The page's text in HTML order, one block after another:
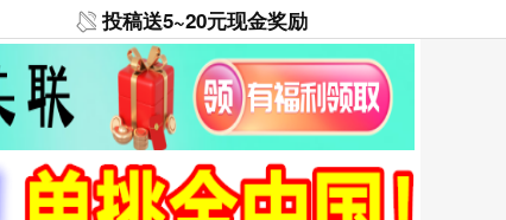
投稿送5~20元现金奖励